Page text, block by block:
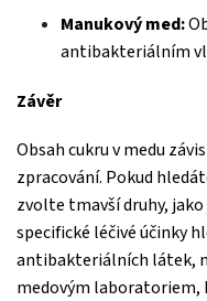
Manukový med:
antibakteriálním
Závěr
Obsah cukru v medu
zpracování. Pokud
zvolte tmavší druhy,
specifické léčivé účinky
antibakteriálních látek,
medovým laboratoriem,